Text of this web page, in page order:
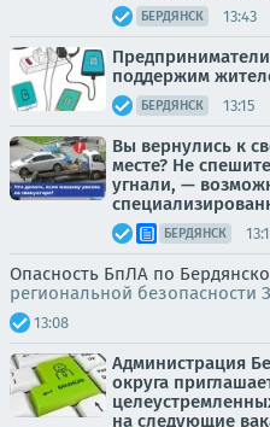
БЕРДЯНСК 13:43
поддержим
БЕРДЯНСК 13:15
Вы вернулись к
месте? Не
угнали, —
БЕРДЯНСК
Опасность БпЛА по
региональной безопасности
13:08
Администрация
округа
на следующие